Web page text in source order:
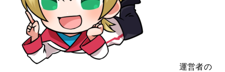
運営者の